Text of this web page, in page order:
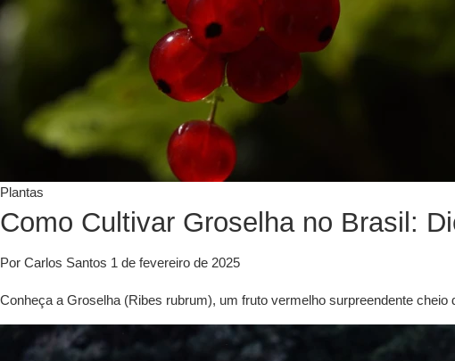
Plantas
Como Cultivar Groselha no Brasil:
Por Carlos Santos 1 de fevereiro de 2025
Conheça a Groselha (Ribes rubrum), um fruto vermelho surpreendente cheio